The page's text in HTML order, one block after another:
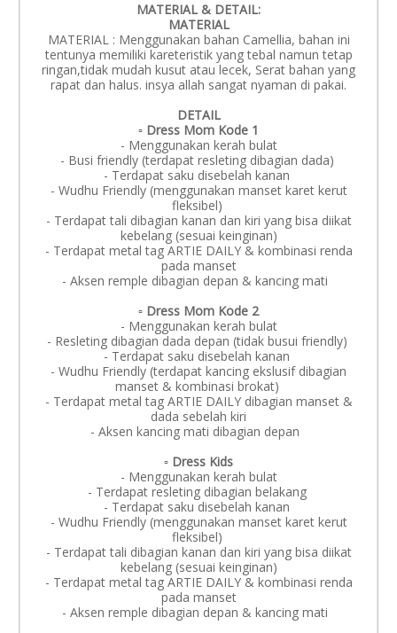
MATERIAL & DETAIL:
MATERIAL
MATERIAL : Menggunakan bahan Camellia, bahan ini
tentunya memiliki kareteristik yang tebal namun tetap
ringan,tidak mudah kusut atau lecek, Serat bahan yang
rapat dan halus. insya allah sangat nyaman di pakai.
DETAIL
▫️ Dress Mom Kode 1
- Menggunakan kerah bulat
- Busi friendly (terdapat resleting dibagian dada)
- Terdapat saku disebelah kanan
- Wudhu Friendly (menggunakan manset karet kerut
fleksibel)
- Terdapat tali dibagian kanan dan kiri yang bisa diikat
kebelang (sesuai keinginan)
- Terdapat metal tag ARTIE DAILY & kombinasi renda
pada manset
- Aksen remple dibagian depan & kancing mati
▫️ Dress Mom Kode 2
- Menggunakan kerah bulat
- Resleting dibagian dada depan (tidak busui friendly)
- Terdapat saku disebelah kanan
- Wudhu Friendly (terdapat kancing ekslusif dibagian
manset & kombinasi brokat)
- Terdapat metal tag ARTIE DAILY dibagian manset &
dada sebelah kiri
- Aksen kancing mati dibagian depan
▫️ Dress Kids
- Menggunakan kerah bulat
- Terdapat resleting dibagian belakang
- Terdapat saku disebelah kanan
- Wudhu Friendly (menggunakan manset karet kerut
fleksibel)
- Terdapat tali dibagian kanan dan kiri yang bisa diikat
kebelang (sesuai keinginan)
- Terdapat metal tag ARTIE DAILY & kombinasi renda
pada manset
- Aksen remple dibagian depan & kancing mati